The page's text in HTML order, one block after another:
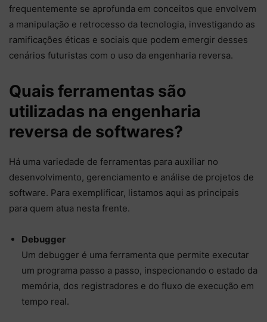
frequentemente se aprofunda em conceitos que envolvem
a manipulação e retrocesso da tecnologia, investigando as
ramificações éticas e sociais que podem emergir desses
cenários futuristas com o uso da engenharia reversa.
Quais ferramentas são
utilizadas na engenharia
reversa de softwares?
Há uma variedade de ferramentas para auxiliar no
desenvolvimento, gerenciamento e análise de projetos de
software. Para exemplificar, listamos aqui as principais
para quem atua nesta frente.
Debugger
Um debugger é uma ferramenta que permite executar
um programa passo a passo, inspecionando o estado da
memória, dos registradores e do fluxo de execução em
tempo real.